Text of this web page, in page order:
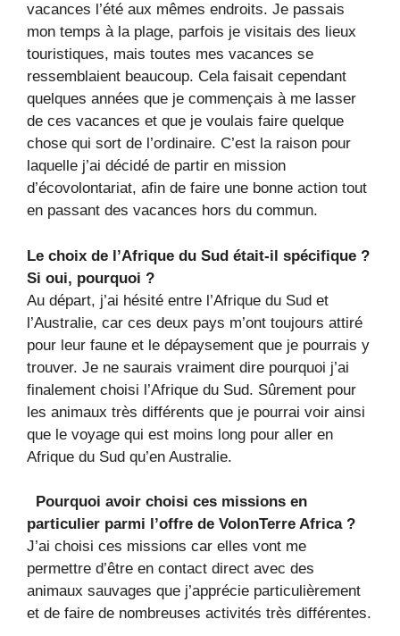
vacances l’été aux mêmes endroits. Je passais
mon temps à la plage, parfois je visitais des lieux
touristiques, mais toutes mes vacances se
ressemblaient beaucoup. Cela faisait cependant
quelques années que je commençais à me lasser
de ces vacances et que je voulais faire quelque
chose qui sort de l’ordinaire. C’est la raison pour
laquelle j’ai décidé de partir en mission
d’écovolontariat, afin de faire une bonne action tout
en passant des vacances hors du commun.
Le choix de l’Afrique du Sud était-il spécifique ?
Si oui, pourquoi ?
Au départ, j’ai hésité entre l’Afrique du Sud et
l’Australie, car ces deux pays m’ont toujours attiré
pour leur faune et le dépaysement que je pourrais y
trouver. Je ne saurais vraiment dire pourquoi j’ai
finalement choisi l’Afrique du Sud. Sûrement pour
les animaux très différents que je pourrai voir ainsi
que le voyage qui est moins long pour aller en
Afrique du Sud qu’en Australie.
Pourquoi avoir choisi ces missions en
particulier parmi l’offre de VolonTerre Africa ?
J’ai choisi ces missions car elles vont me
permettre d’être en contact direct avec des
animaux sauvages que j’apprécie particulièrement
et de faire de nombreuses activités très différentes.